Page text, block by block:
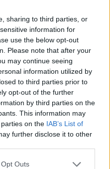
sharing to third parties, or
information for
use the below opt-out
Please note that after your
may continue seeing
information utilized by
to third parties prior to
opt-out of the further
by third parties on the
This information may
on the IAB’s List of
further disclose it to other
uses one or more Google
Outs
2. - A Köztársaság
bemutatását, ezúttal
a The High Republicról